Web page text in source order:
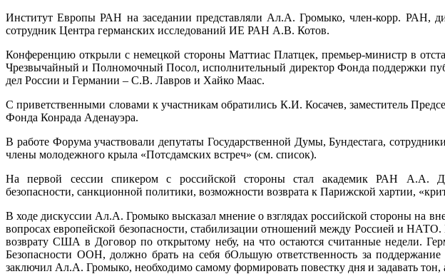
Институт Европы РАН на заседании представляли Ал.А. Громыко, член-корр. РАН,
сотрудник Центра германских исследований ИЕ РАН А.В. Котов.
Конференцию открыли с немецкой стороны Маттиас Платцек, премьер-министр в
Чрезвычайный и Полномочный Посол, исполнительный директор Фонда поддержки
дел России и Германии – С.В. Лавров и Хайко Маас.
С приветственными словами к участникам обратились К.И. Косачев, заместитель
Фондa Конрада Аденауэра.
В работе Форума участвовали депутаты Государственной Думы, Бундестага,
члены молодежного крыла «Потсдамских встреч» (см. список).
На первой сессии спикером с российской стороны стал академик РАН
безопасности, санкционной политики, возможности возврата к Парижской хартии,
​В ходе дискуссии Ал.А. Громыко высказал мнение о взглядах российской стороны на
вопросах европейской безопасности, стабилизации отношений между Россией и
возврату США в Договор по открытому небу, на что остаются считанные недели.
Безопасности ООН, должно брать на себя бОльшую ответственность за
заключил Ал.А. Громыко, необходимо самому формировать повестку дня и задавать